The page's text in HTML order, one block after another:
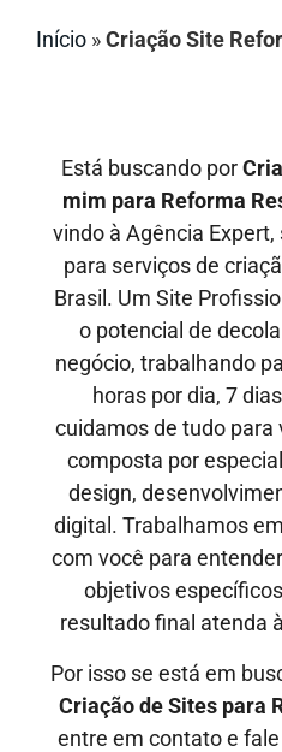
Início »Criação Site
Está buscando por
mim para Reforma
vindo à Agência
para serviços de
Brasil. Um Site
o potencial de
negócio, trabalhando
horas por dia, 7
cuidamos de tudo para
composta por
design,
digital. Trabalhamos
com você para
objetivos
resultado final atenda
Por isso se está em
Criação de Sites para
entre em contato e